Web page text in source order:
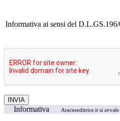
Informativa ai sensi del
Informativa Aracneeditrice.it si